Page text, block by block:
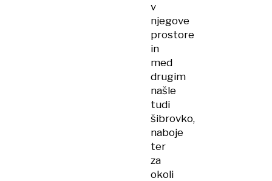
v
njegove
prostore
in
med
drugim
našle
tudi
šibrovko,
naboje
ter
za
okoli